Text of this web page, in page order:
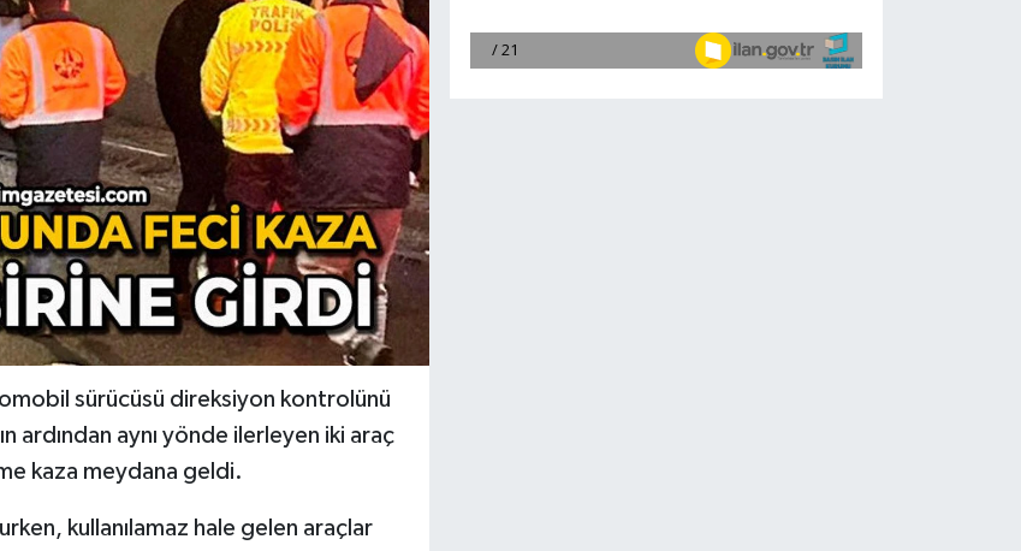
sürücüsü direksiyon kontrolünü
ardından aynı yönde ilerleyen iki araç
kaza meydana geldi.
kullanılamaz hale gelen araçlar